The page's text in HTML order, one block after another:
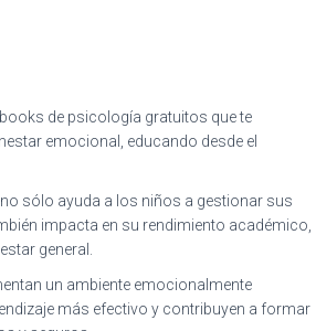
de psicología gratuitos que te
emocional, educando desde el
no sólo ayuda a los niños a gestionar sus
impacta en su rendimiento académico,
general.
un ambiente emocionalmente
más efectivo y contribuyen a formar